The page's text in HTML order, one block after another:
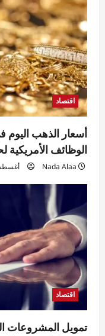
2
يتجاوز 100 مليار
3
4
5
اقتصاد
أسعار الذهب
الوظائف الأمريكية
Nada Alaa أغسطس 7,
اقتصاد
تمويل المشروعات